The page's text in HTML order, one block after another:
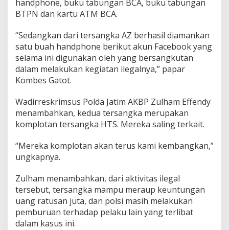
handphone, buku tabungan BCA, buku tabungan
BTPN dan kartu ATM BCA.
“Sedangkan dari tersangka AZ berhasil diamankan
satu buah handphone berikut akun Facebook yang
selama ini digunakan oleh yang bersangkutan
dalam melakukan kegiatan ilegalnya,” papar
Kombes Gatot.
Wadirreskrimsus Polda Jatim AKBP Zulham Effendy
menambahkan, kedua tersangka merupakan
komplotan tersangka HTS. Mereka saling terkait.
“Mereka komplotan akan terus kami kembangkan,”
ungkapnya.
Zulham menambahkan, dari aktivitas ilegal
tersebut, tersangka mampu meraup keuntungan
uang ratusan juta, dan polsi masih melakukan
pemburuan terhadap pelaku lain yang terlibat
dalam kasus ini.